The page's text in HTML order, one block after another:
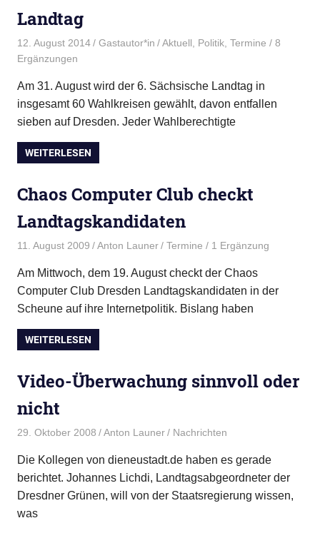
Landtag
12. August 2014 Gastautor*in Aktuell Politik, Termine / 8
Ergänzungen
Am 31. August wird der 6. Sächsische Landtag in
insgesamt 60 Wahlkreisen gewählt, davon entfallen
sieben auf Dresden. Jeder Wahlberechtigte
WEITERLESEN
Chaos Computer Club checkt
Landtagskandidaten
11. August 2009 Anton Launer Termine / 1 Ergänzung
Am Mittwoch, dem 19. August checkt der Chaos
Computer Club Dresden Landtagskandidaten in der
Scheune auf ihre Internetpolitik. Bislang haben
WEITERLESEN
Video-Überwachung sinnvoll oder
nicht
29. Oktober 2008 Anton Launer Nachrichten
Die Kollegen von dieneustadt.de haben es gerade
berichtet. Johannes Lichdi, Landtagsabgeordneter der
Dresdner Grünen, will von der Staatsregierung wissen,
was